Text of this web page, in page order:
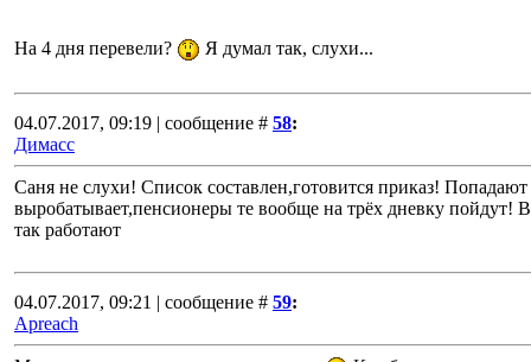
На 4 дня перевели? Я думал так, слухи...
04.07.2017, 09:19 | сообщение # 58:
Димасс
Саня не слухи! Список составлен,готовится приказ! Попадают
выробатывает,пенсионеры те вообще на трёх дневку пойдут!
так работают
04.07.2017, 09:21 | сообщение # 59:
Apreach